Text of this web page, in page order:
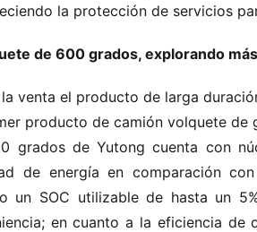
la protección de servicios
de 600 grados, explorando
venta el producto de larga
producto de camión volquete de
grados de Yutong cuenta con
de energía en comparación
un SOC utilizable de hasta un
en cuanto a la eficiencia de